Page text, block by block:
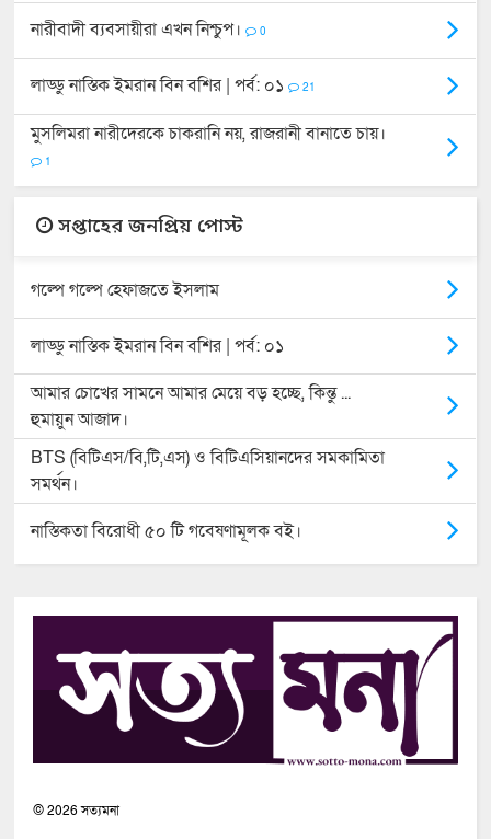
নারীবাদী ব্যবসায়ীরা এখন নিশ্চুপ। 0
লাড্ডু নাস্তিক ইমরান বিন বশির | পর্ব: ০১ 21
মুসলিমরা নারীদেরকে চাকরানি নয়, রাজরানী বানাতে চায়।
1
সপ্তাহের জনপ্রিয় পোস্ট
গল্পে গল্পে হেফাজতে ইসলাম
লাড্ডু নাস্তিক ইমরান বিন বশির | পর্ব: ০১
আমার চোখের সামনে আমার মেয়ে বড় হচ্ছে, কিন্তু ...
হুমায়ুন আজাদ।
BTS (বিটিএস/বি,টি,এস) ও বিটিএসিয়ানদের সমকামিতা
সমর্থন।
নাস্তিকতা বিরোধী ৫০ টি গবেষণামূলক বই।
©2026সত্যমনা